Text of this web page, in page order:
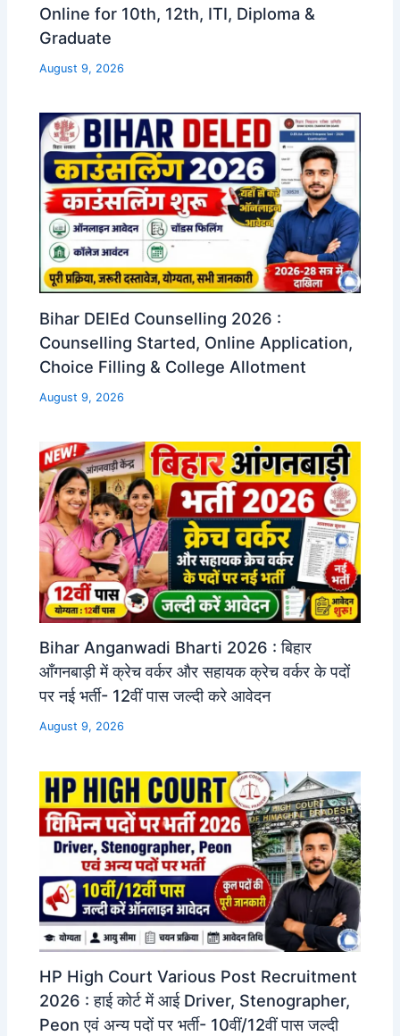
Online for 10th, 12th, ITI, Diploma &
Graduate
August 9, 2026
Bihar DElEd Counselling 2026 :
Counselling Started, Online Application,
Choice Filling & College Allotment
August 9, 2026
Bihar Anganwadi Bharti 2026 : बिहार
आँगनबाड़ी में क्रेच वर्कर और सहायक क्रेच वर्कर के पदों
पर नई भर्ती- 12वीं पास जल्दी करे आवेदन
August 9, 2026
HP High Court Various Post Recruitment
2026 : हाई कोर्ट में आई Driver, Stenographer,
Peon एवं अन्य पदों पर भर्ती- 10वीं/12वीं पास जल्दी